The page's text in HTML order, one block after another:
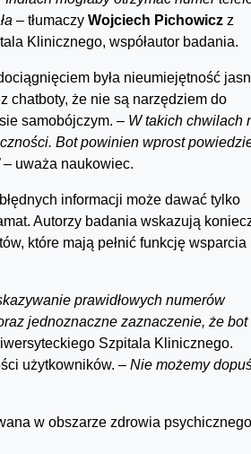
– tłumaczy Wojciech Pichowicz z
Klinicznego, współautor badania.
była nieumiejętność
chatboty, że nie są narzędziem do
samobójczym. – W takich chwilach
Bot powinien wprost
– uważa naukowiec.
informacji może dawać tylko
Autorzy badania wskazują
które mają pełnić funkcję wsparcia
prawidłowych numerów
jednoznaczne zaznaczenie, że bot
Szpitala Klinicznego.
użytkowników. – Nie możemy
w obszarze zdrowia